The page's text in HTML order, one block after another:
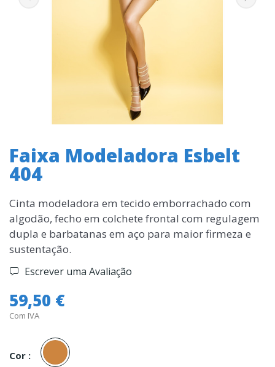
Faixa Modeladora Esbelt
404
Cinta modeladora em tecido emborrachado com
algodão, fecho em colchete frontal com regulagem
dupla e barbatanas em aço para maior firmeza e
sustentação.
Escrever uma Avaliação
59,50 €
Com IVA
Cor :
Carne